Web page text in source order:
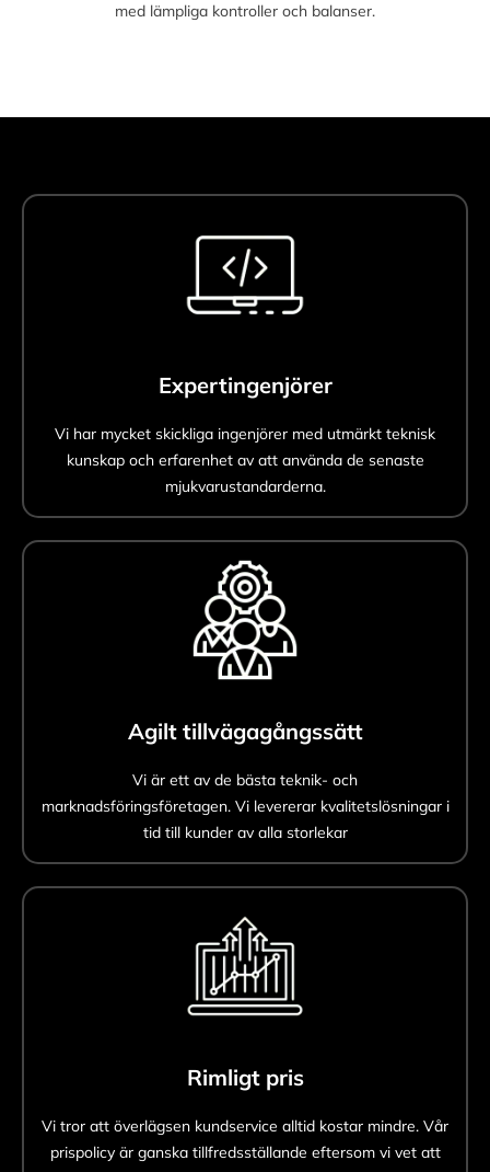
med lämpliga kontroller och balanser.
Expertingenjörer
Vi har mycket skickliga ingenjörer med utmärkt teknisk
kunskap och erfarenhet av att använda de senaste
mjukvarustandarderna.
Agilt tillvägagångssätt
Vi är ett av de bästa teknik- och
marknadsföringsföretagen. Vi levererar kvalitetslösningar i
tid till kunder av alla storlekar
Rimligt pris
Vi tror att överlägsen kundservice alltid kostar mindre. Vår
prispolicy är ganska tillfredsställande eftersom vi vet att